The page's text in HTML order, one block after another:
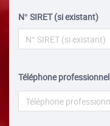
N° SIRET (si existant)
Téléphone professionnel